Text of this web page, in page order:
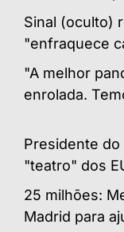
Sinal (oculto)
"enfraquece
"A melhor
enrolada.
Presidente do
"teatro" dos
25 milhões:
Madrid para